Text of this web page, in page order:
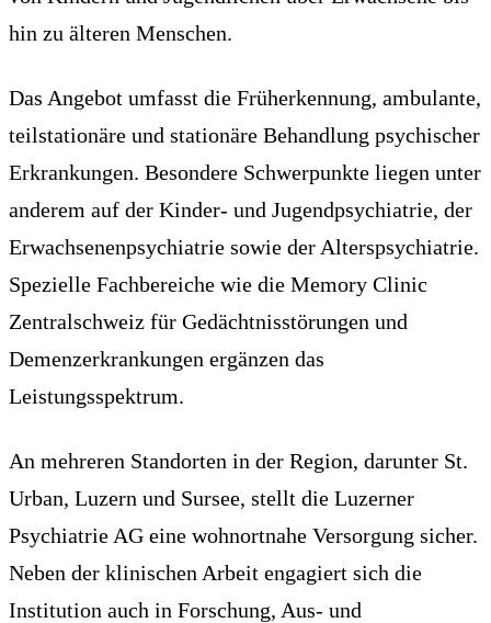
hin zu älteren Menschen.
Das Angebot umfasst die Früherkennung, ambulante,
teilstationäre und stationäre Behandlung psychischer
Erkrankungen. Besondere Schwerpunkte liegen unter
anderem auf der Kinder- und Jugendpsychiatrie, der
Erwachsenenpsychiatrie sowie der Alterspsychiatrie.
Spezielle Fachbereiche wie die Memory Clinic
Zentralschweiz für Gedächtnisstörungen und
Demenzerkrankungen ergänzen das
Leistungsspektrum.
An mehreren Standorten in der Region, darunter St.
Urban, Luzern und Sursee, stellt die Luzerner
Psychiatrie AG eine wohnortnahe Versorgung sicher.
Neben der klinischen Arbeit engagiert sich die
Institution auch in Forschung, Aus- und